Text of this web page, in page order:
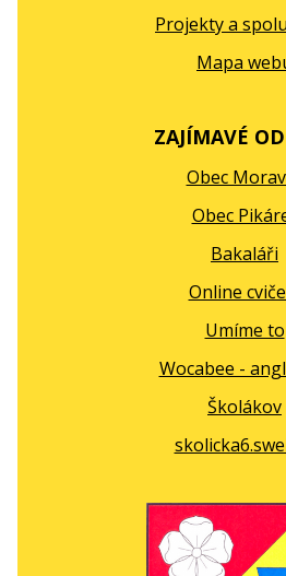
Projekty a
Mapa
ZAJÍMAVÉ
Obec
Obec
Bakaláři
Online
Umíme to
Wocabee -
Školákov